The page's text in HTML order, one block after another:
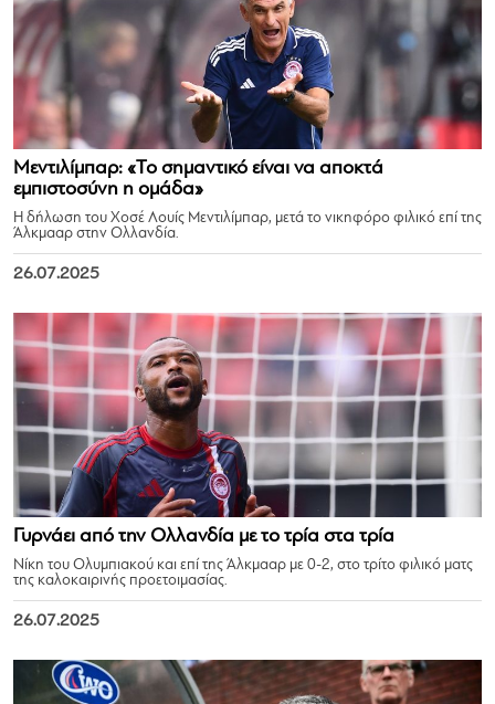
Μεντιλίμπαρ: «Το σημαντικό είναι να αποκτά
εμπιστοσύνη η ομάδα»
Η δήλωση του Χοσέ Λουίς Μεντιλίμπαρ, μετά το νικηφόρο φιλικό επί της
Άλκμααρ στην Ολλανδία.
26.07.2025
Γυρνάει από την Ολλανδία με το τρία στα τρία
Νίκη του Ολυμπιακού και επί της Άλκμααρ με 0-2, στο τρίτο φιλικό ματς
της καλοκαιρινής προετοιμασίας.
26.07.2025